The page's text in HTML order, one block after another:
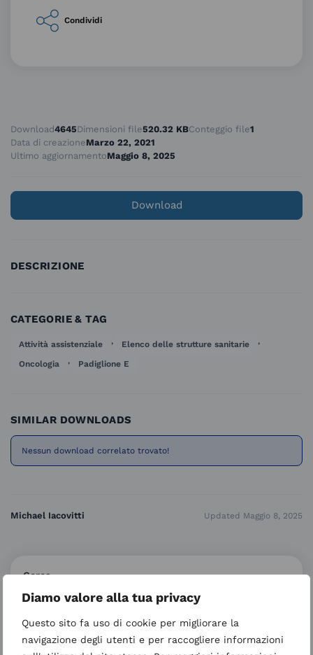
Diamo valore alla tua privacy
Questo sito fa uso di cookie per migliorare la
navigazione degli utenti e per raccogliere informazioni
Condividi
Download4645Dimensioni file520.32 KBConteggio file1
Data di creazioneMarzo 22, 2021
Ultimo aggiornamentoMaggio 8, 2025
Download
DESCRIZIONE
CATEGORIE & TAG
Attività assistenziale , Elenco delle strutture sanitarie ,
Oncologia , Padiglione E
SIMILAR DOWNLOADS
Nessun download correlato trovato!
Michael Iacovitti Updated Maggio 8, 2025
Cerca
Ultimi articoli